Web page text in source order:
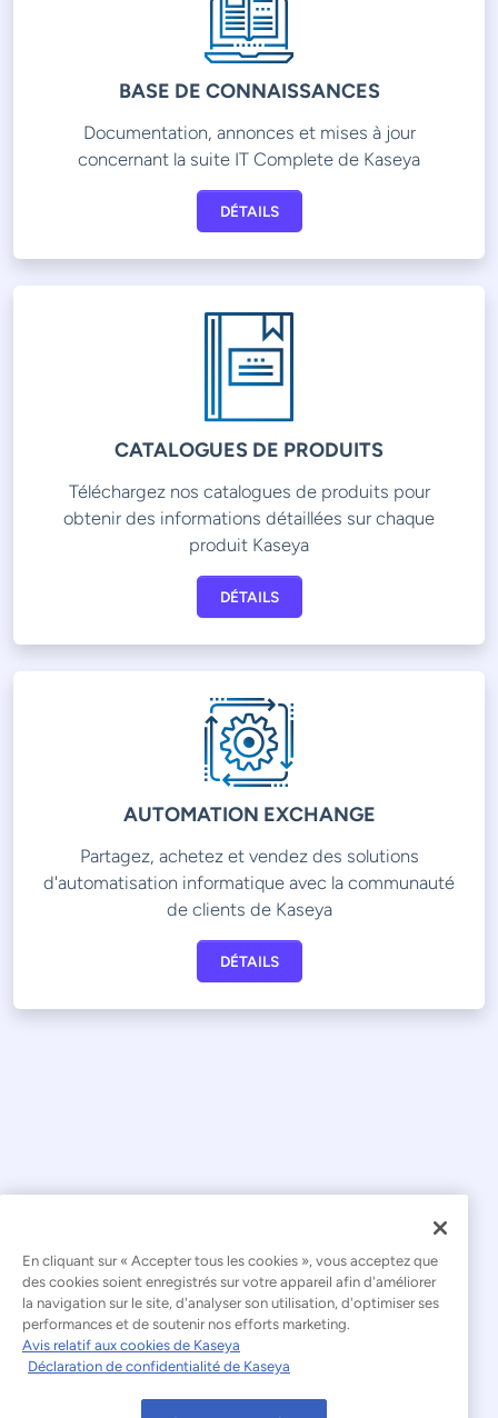
BASE DE CONNAISSANCES
Documentation, annonces et mises à jour
concernant la suite IT Complete de Kaseya
DÉTAILS
CATALOGUES DE PRODUITS
Téléchargez nos catalogues de produits pour
obtenir des informations détaillées sur chaque
produit Kaseya
DÉTAILS
AUTOMATION EXCHANGE
Partagez, achetez et vendez des solutions
d'automatisation informatique avec la communauté
de clients de Kaseya
DÉTAILS
© 2026 Kaseya. Tous droits réservés.
Français
Déclaration relative à l'esclavage moderne
Mentions légales
En cliquant sur « Accepter tous les cookies », vous acceptez que
des cookies soient enregistrés sur votre appareil afin d'améliorer
la navigation sur le site, d'analyser son utilisation, d'optimiser ses
performances et de soutenir nos efforts marketing.
Avis relatif aux cookies de Kaseya
Déclaration de confidentialité de Kaseya